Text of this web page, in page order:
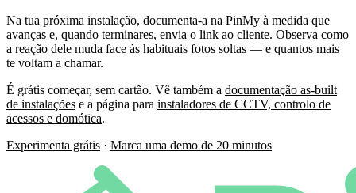
Na tua próxima instalação, documenta-a na PinMy à medida que
avanças e, quando terminares, envia o link ao cliente. Observa como
a reação dele muda face às habituais fotos soltas — e quantos mais
te voltam a chamar.
É grátis começar, sem cartão. Vê também a documentação as-built
de instalações e a página para instaladores de CCTV, controlo de
acessos e domótica.
Experimenta grátis · Marca uma demo de 20 minutos